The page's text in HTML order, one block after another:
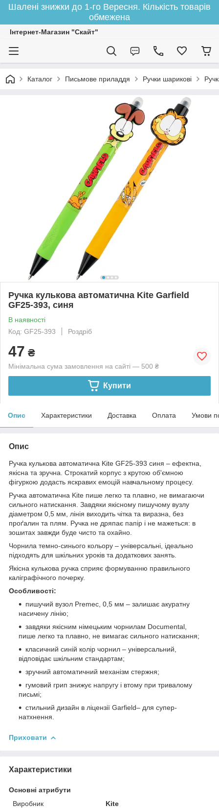
Шалені знижки до 1-го Вересня. Кількість товарів
обмежена
Інтернет-Магазин "Скайт"
Каталог Письмове приладдя Ручки шарикові
Ручка кулькова автоматична Kite Garfield
GF25-393, синя
В наявності
Код: GF25-393
Роздріб
47 ₴
Мінімальна сума замовлення на сайті — 500 ₴
Купити
Опис Характеристики Доставка Оплата Умови
Опис
Ручка кулькова автоматична Kite GF25-393 синя – ефектна,
якісна та зручна. Строкатий корпус з крутою об'ємною
фігуркою додасть яскравих емоцій навчальному процесу.
Ручка автоматична Kite пише легко та плавно, не вимагаючи
сильного натискання. Завдяки якісному пишучому вузлу
діаметром 0,5 мм, лінія виходить чітка та виразна, без
проґалин та плям. Ручка не дряпає папір і не мажеться: в
зошитах завжди буде чисто та охайно.
Чорнила темно-синього кольору – універсальні, ідеально
підходять для шкільних уроків та додаткових занять.
Якісна кулькова ручка сприяє формуванню правильного
каліграфічного почерку.
Особливості:
пишучий вузол Premec, 0,5 мм – залишає акуратну
насичену лінію;
завдяки якісним німецьким чорнилам Documental,
пише легко та плавно, не вимагає сильного натискання;
класичний синій колір чорнил – універсальний,
відповідає шкільним стандартам;
зручний автоматичний механізм стержня;
гумовий грип знижує напругу і втому при тривалому
письмі;
стильний дизайн в ліцензії Garfield– для супер-
натхнення.
Приховати
Характеристики
Основні атрибути
Виробник
Kite